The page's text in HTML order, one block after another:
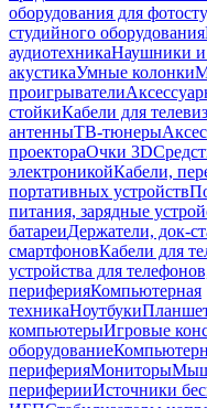
оборудования для
студийного оборудования
аудиотехникаНаушники и
акустикаУмные колонки
проигрыватели
стойкиКабели для
антенныТВ-тюнеры
проектораОчки 3D
электроникойКабели,
портативных устройств
питания, зарядные
батареиДержатели, док-
смартфоновКабели для
устройства для
периферияКомпьютерная
техникаНоутбуки
компьютерыИгровые
оборудование
периферияМониторы
периферииИсточники